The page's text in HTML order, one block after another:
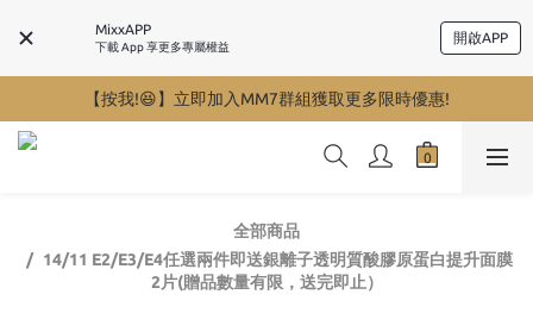
MixxAPP
下載 App 享更多專屬權益
開啟APP
【按我!😆】立即加入MM7群組獲取更多限時優惠!
全部商品
14/11 E2/E3/E4任選兩件即送銀離子透明質酸膠原蛋白提升面膜
2片(贈品數量有限，送完即止）